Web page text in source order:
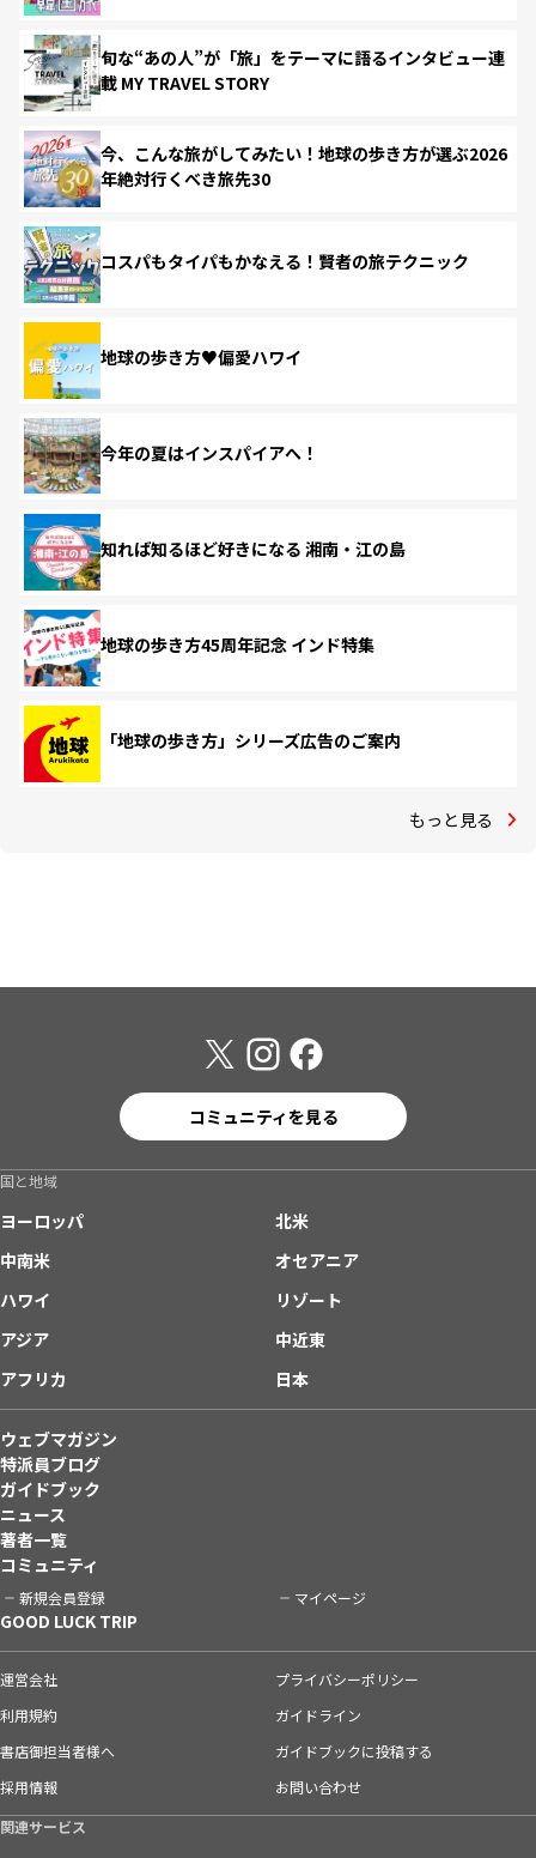
旬な“あの人”が「旅」をテーマに語るインタビュー連
載 MY TRAVEL STORY
今、こんな旅がしてみたい！地球の歩き方が選ぶ2026
年絶対行くべき旅先30
コスパもタイパもかなえる！賢者の旅テクニック
地球の歩き方♥偏愛ハワイ
今年の夏はインスパイアへ！
知れば知るほど好きになる 湘南・江の島
地球の歩き方45周年記念 インド特集
「地球の歩き方」シリーズ広告のご案内
もっと見る
コミュニティを見る
国と地域
ヨーロッパ
北米
中南米
オセアニア
ハワイ
リゾート
アジア
中近東
アフリカ
日本
ウェブマガジン
特派員ブログ
ガイドブック
ニュース
著者一覧
コミュニティ
新規会員登録 マイページ
GOOD LUCK TRIP
運営会社
プライバシーポリシー
利用規約
ガイドライン
書店御担当者様へ
ガイドブックに投稿する
採用情報
お問い合わせ
関連サービス